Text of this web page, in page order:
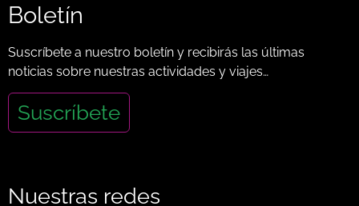
Boletín
Suscríbete a nuestro boletín y recibirás las últimas
noticias sobre nuestras actividades y viajes…
Suscríbete
Nuestras redes